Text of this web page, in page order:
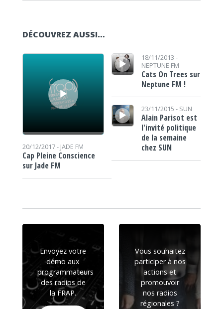
DÉCOUVREZ AUSSI…
Lecteur audio
20/12/2017 - JADE FM
Cap Pleine Conscience
sur Jade FM
Lecteur audio18/11/2013 -
NEPTUNE FM
Cats On Trees sur
Neptune FM !
Lecteur audio
23/11/2015 - SUN
Alain Parisot est
l'invité politique
de la semaine
chez SUN
Envoyez votre
démo aux
programmateurs
des radios de
la FRAP.
Vous souhaitez
participer à nos
actions et
promouvoir
nos radios
régionales ?